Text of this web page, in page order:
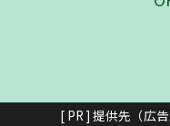
[ PR ] 提供先（広